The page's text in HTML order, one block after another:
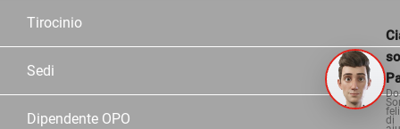
Tirocinio
Sedi
Dipendente OPO di